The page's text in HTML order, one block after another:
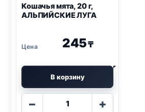
Кошачья мята, 20 г,
АЛЬПИЙСКИЕ ЛУГА
245₸
В корзину
−
Количество
+